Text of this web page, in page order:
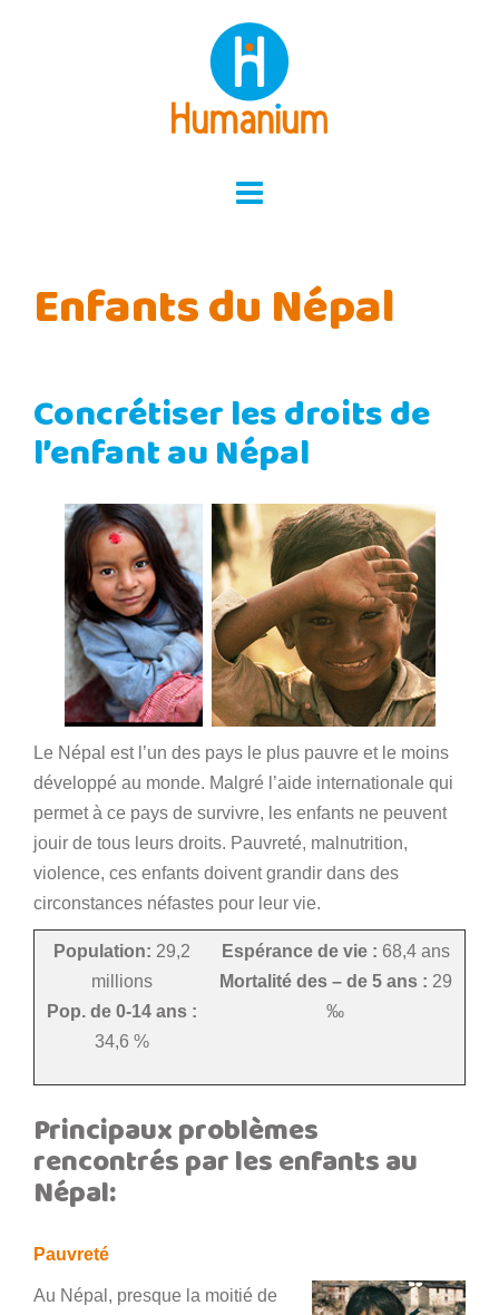
Enfants du Népal
Concrétiser les droits de
l’enfant au Népal
Le Népal est l’un des pays le plus pauvre et le moins
développé au monde. Malgré l’aide internationale qui
permet à ce pays de survivre, les enfants ne peuvent
jouir de tous leurs droits. Pauvreté, malnutrition,
violence, ces enfants doivent grandir dans des
circonstances néfastes pour leur vie.
Population: 29,2
millions
Pop. de 0-14 ans :
34,6 %
Espérance de vie : 68,4 ans
Mortalité des – de 5 ans : 29
‰
Principaux problèmes
rencontrés par les enfants au
Népal:
Pauvreté
Au Népal, presque la moitié de